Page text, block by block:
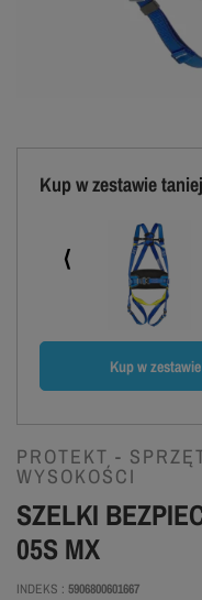
Kup w zestawie
⟨
Kup w
PROTEKT -
WYSOKOŚCI
SZELKI
05S MX
INDEKS 5906800601667